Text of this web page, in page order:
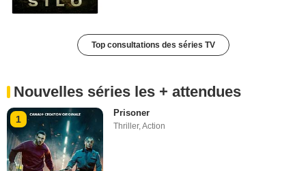
Top consultations des séries TV
Nouvelles séries les + attendues
1
Prisoner
Thriller,Action